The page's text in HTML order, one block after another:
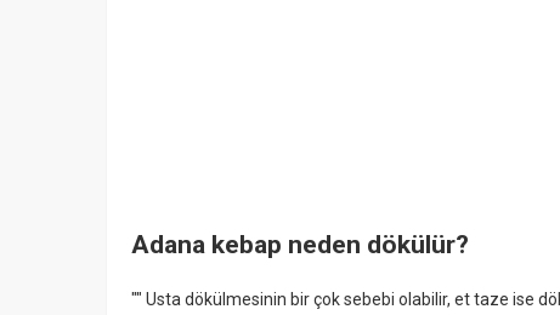
Adana kebap neden dökülür?
"" Usta dökülmesinin bir çok sebebi olabilir, et taze ise